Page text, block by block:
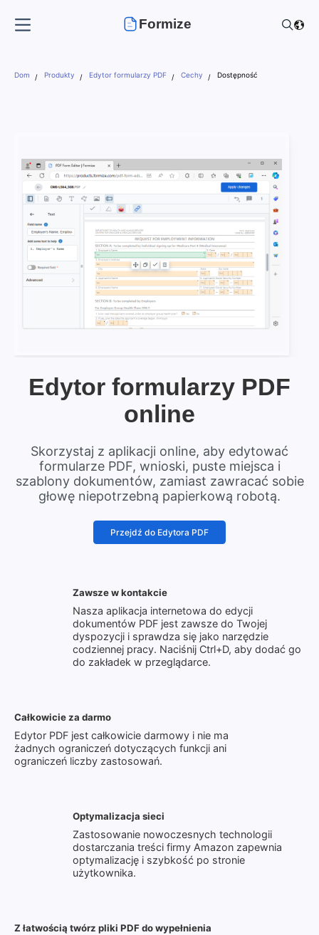
Formize
Dom Produkty Edytor formularzy PDF Cechy Dostępność
Edytor formularzy PDF
online
Skorzystaj z aplikacji online, aby edytować
formularze PDF, wnioski, puste miejsca i
szablony dokumentów, zamiast zawracać sobie
głowę niepotrzebną papierkową robotą.
Przejdź do Edytora PDF
Zawsze w kontakcie
Nasza aplikacja internetowa do edycji
dokumentów PDF jest zawsze do Twojej
dyspozycji i sprawdza się jako narzędzie
codziennej pracy. Naciśnij Ctrl+D, aby dodać go
do zakładek w przeglądarce.
Całkowicie za darmo
Edytor PDF jest całkowicie darmowy i nie ma
żadnych ograniczeń dotyczących funkcji ani
ograniczeń liczby zastosowań.
Optymalizacja sieci
Zastosowanie nowoczesnych technologii
dostarczania treści firmy Amazon zapewnia
optymalizację i szybkość po stronie
użytkownika.
Z łatwością twórz pliki PDF do wypełnienia